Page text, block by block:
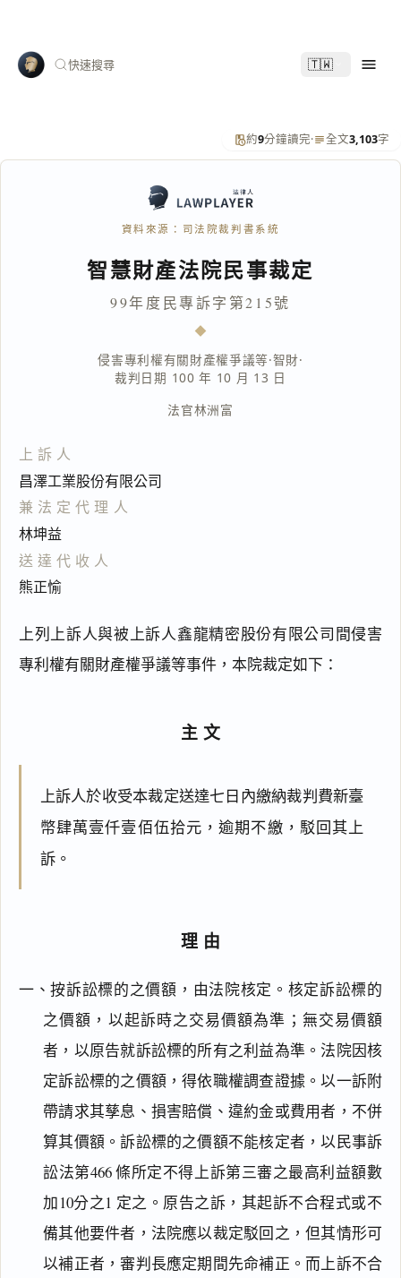
快速搜尋 🇹🇼
約9分鐘讀完· 全文3,103字
資料來源：司法院裁判書系統
智慧財產法院民事裁定
99年度民專訴字第215號
侵害專利權有關財產權爭議等·智財·
裁判日期 100 年 10 月 13 日
法官林洲富
上訴人
昌澤工業股份有限公司
兼法定代理人
林坤益
送達代收人
熊正愉
上列上訴人與被上訴人鑫龍精密股份有限公司間侵害
專利權有關財產權爭議等事件，本院裁定如下：
主文
上訴人於收受本裁定送達七日內繳納裁判費新臺
幣肆萬壹仟壹佰伍拾元，逾期不繳，駁回其上
訴。
理由
一、按訴訟標的之價額，由法院核定。核定訴訟標的
之價額，以起訴時之交易價額為準；無交易價額
者，以原告就訴訟標的所有之利益為準。法院因核
定訴訟標的之價額，得依職權調查證據。以一訴附
帶請求其孳息、損害賠償、違約金或費用者，不併
算其價額。訴訟標的之價額不能核定者，以民事訴
訟法第466 條所定不得上訴第三審之最高利益額數
加10分之1 定之。原告之訴，其起訴不合程式或不
備其他要件者，法院應以裁定駁回之，但其情形可
以補正者，審判長應定期間先命補正。而上訴不合